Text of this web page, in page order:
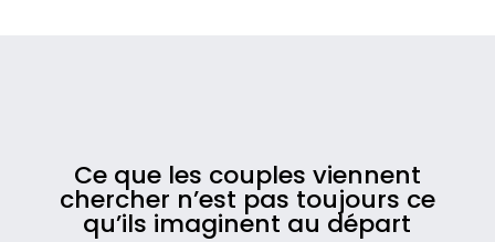
Ce que les couples viennent
chercher n’est pas toujours ce
qu’ils imaginent au départ